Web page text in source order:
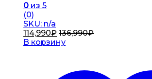
0 из 5
(0)
SKU: n/a
114,990₽ 136,990₽
В корзину